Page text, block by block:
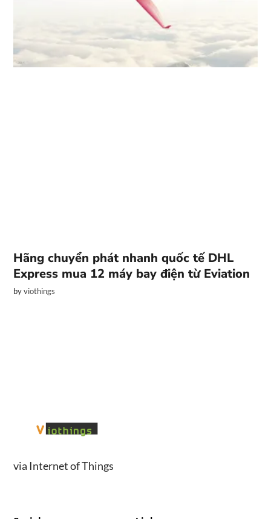
Hãng chuyển phát nhanh quốc tế DHL
Express mua 12 máy bay điện từ Eviation
byviothings
via Internet of Things